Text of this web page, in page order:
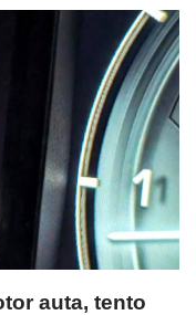
auta, tento